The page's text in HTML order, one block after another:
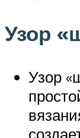
Узор
Узор